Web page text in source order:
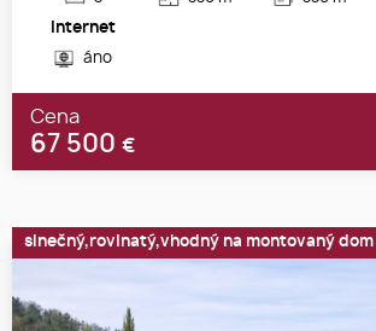
Internet
áno
Cena
67 500 €
slnečný,rovinatý,vhodný na montovaný dom